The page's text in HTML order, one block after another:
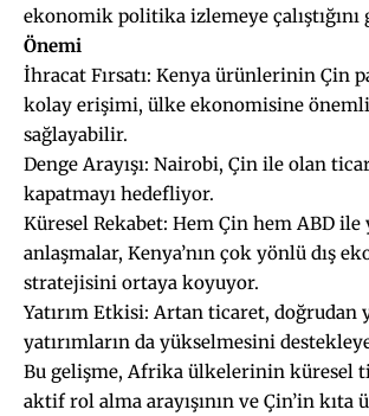
ekonomik politika izlemeye çalıştığını
Önemi
İhracat Fırsatı: Kenya ürünlerinin Çin
kolay erişimi, ülke ekonomisine
sağlayabilir.
Denge Arayışı: Nairobi, Çin ile olan
kapatmayı hedefliyor.
Küresel Rekabet: Hem Çin hem ABD
anlaşmalar, Kenya’nın çok yönlü dış
stratejisini ortaya koyuyor.
Yatırım Etkisi: Artan ticaret, doğrudan
yatırımların da yükselmesini
Bu gelişme, Afrika ülkelerinin küresel
aktif rol alma arayışının ve Çin’in kıta